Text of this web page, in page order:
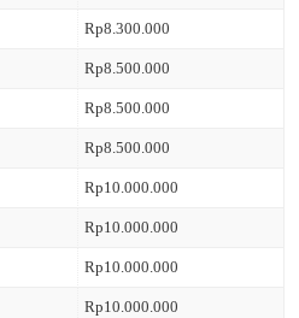
Rp8.300.000
Rp8.500.000
Rp8.500.000
Rp8.500.000
Rp10.000.000
Rp10.000.000
Rp10.000.000
Rp10.000.000